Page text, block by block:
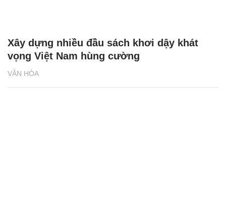
VĂN HÓA
Xây dựng nhiều đầu sách khơi dậy khát
vọng Việt Nam hùng cường